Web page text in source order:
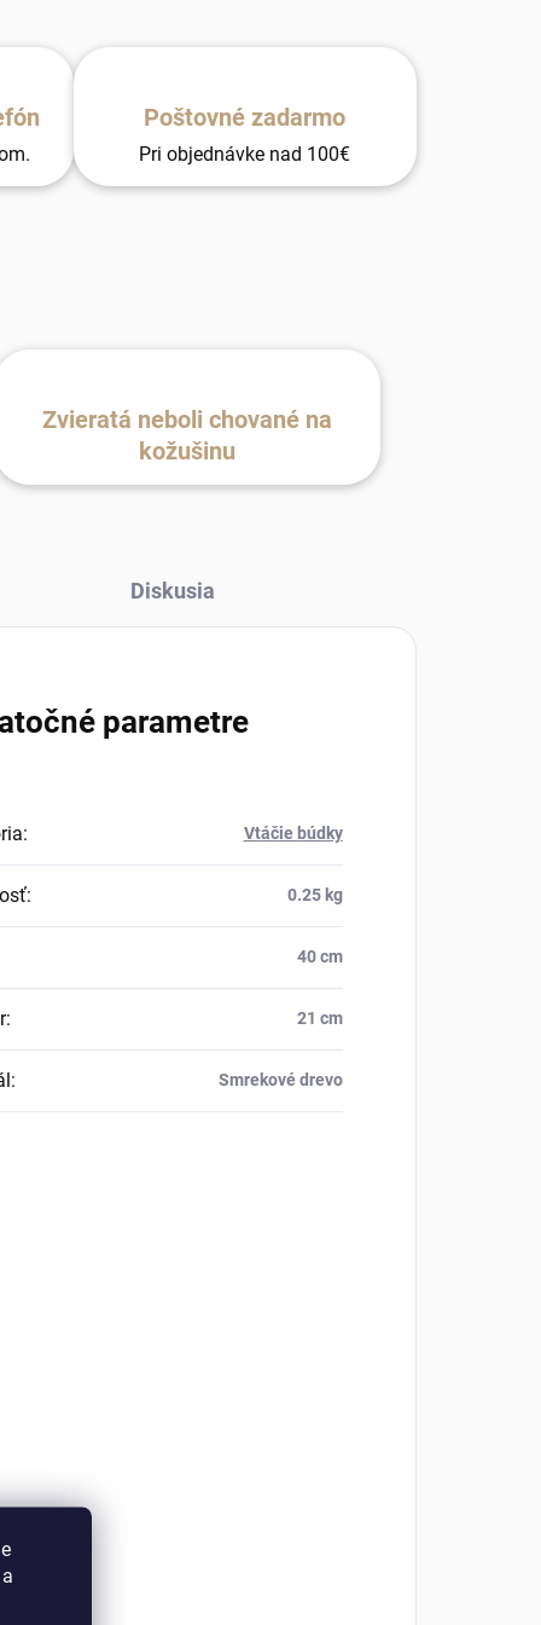
Poštovné zadarmo
Pri objednávke nad 100€
Zvieratá neboli chované na
kožušinu
Diskusia
parametre
: Vtáčie búdky
: 0.25 kg
40 cm
: 21 cm
: Smrekové drevo